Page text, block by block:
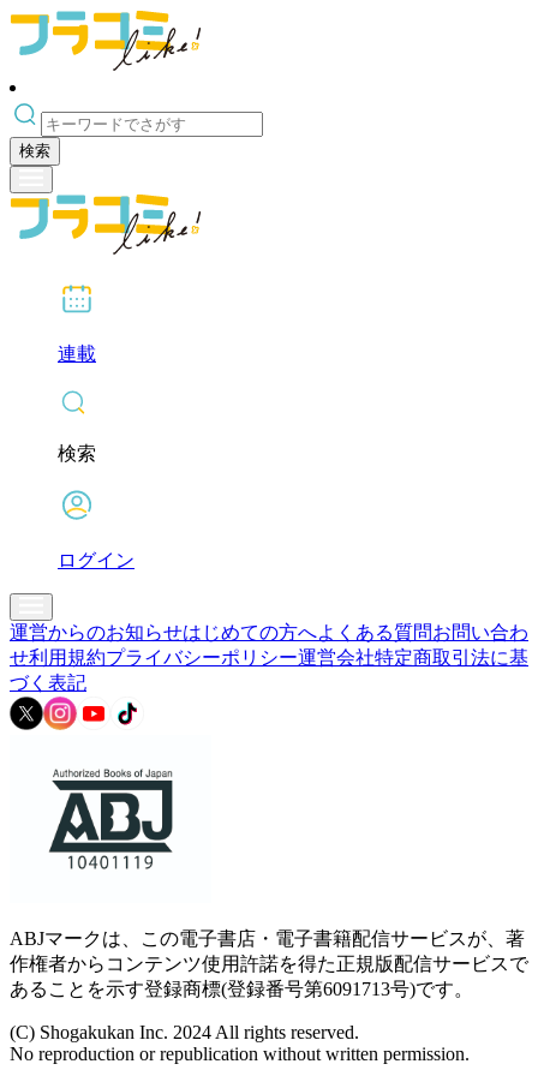
検索
連載
検索
ログイン
運営からのお知らせはじめての方へよくある質問お問い合わ
せ利用規約プライバシーポリシー運営会社特定商取引法に基
づく表記
ABJマークは、この電子書店・電子書籍配信サービスが、著
作権者からコンテンツ使用許諾を得た正規版配信サービスで
あることを示す登録商標(登録番号第6091713号)です。
(C) Shogakukan Inc. 2024 All rights reserved.
No reproduction or republication without written permission.